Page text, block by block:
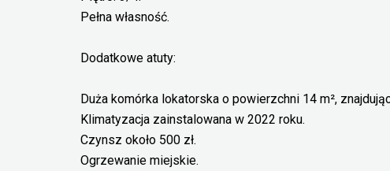
Pełna własność.
Dodatkowe atuty:
Duża komórka lokatorska o powierzchni 14 m²,
Klimatyzacja zainstalowana w 2022 roku.
Czynsz około 500 zł.
Ogrzewanie miejskie.